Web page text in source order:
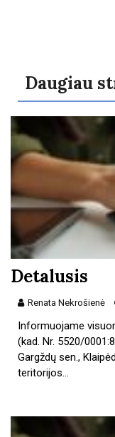
Daugiau
Detalusis
Renata Nekrošienė
Informuojame
(kad. Nr. 5520/
Gargždų sen.,
teritorijos…